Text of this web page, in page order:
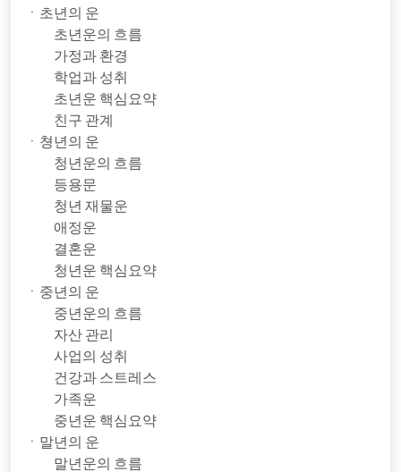
ㆍ초년의 운
초년운의 흐름
가정과 환경
학업과 성취
초년운 핵심요약
친구 관계
ㆍ쳥년의 운
청년운의 흐름
등용문
청년 재물운
애정운
결혼운
청년운 핵심요약
ㆍ중년의 운
중년운의 흐름
자산 관리
사업의 성취
건강과 스트레스
가족운
중년운 핵심요약
ㆍ말년의 운
말년운의 흐름